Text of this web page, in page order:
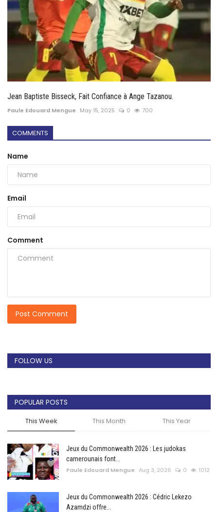
Jean Baptiste Bisseck, Fait Confiance à Ange Tazanou.
Paule Edouard Mengue May 15, 2025 0 700
COMMENTS
Name
Email
Comment
Post Comment
FOLLOW US
POPULAR POSTS
This Week This Month This Year
Jeux du Commonwealth 2026 : Les judokas
camerounais font...
Paule Edouard Mengue Aug 3, 2026 0 1012
Jeux du Commonwealth 2026 : Cédric Lekezo
Azamdzi offre...